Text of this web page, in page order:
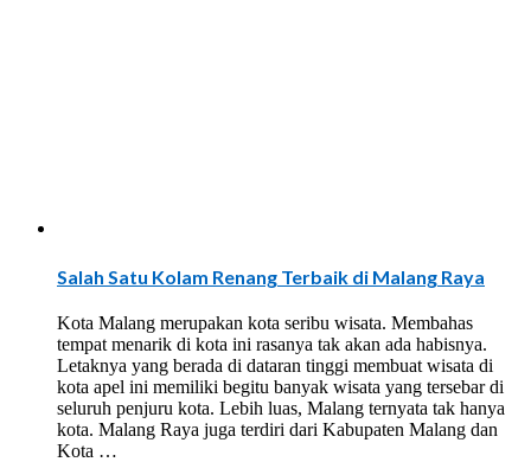
Salah Satu Kolam Renang Terbaik di Malang Raya
Kota Malang merupakan kota seribu wisata. Membahas
tempat menarik di kota ini rasanya tak akan ada habisnya.
Letaknya yang berada di dataran tinggi membuat wisata di
kota apel ini memiliki begitu banyak wisata yang tersebar di
seluruh penjuru kota. Lebih luas, Malang ternyata tak hanya
kota. Malang Raya juga terdiri dari Kabupaten Malang dan
Kota …